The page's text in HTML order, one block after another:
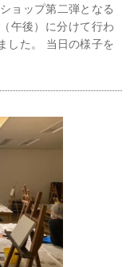
ョップ第二弾となる
午後）に分けて行わ
した。 当日の様子を